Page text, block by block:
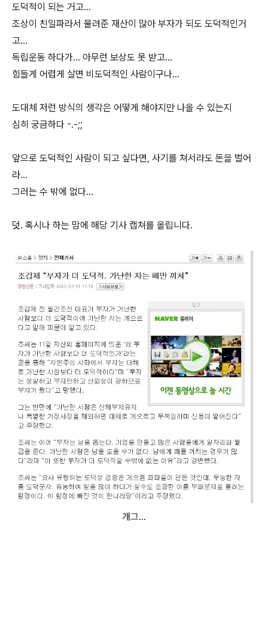
도덕적이 되는 거고...
조상이 친일파라서 물려준 재산이 많아 부자가 되도 도덕적인거
고...
독립운동 하다가... 아무런 보상도 못 받고...
힘들게 어렵게 살면 비도덕적인 사람이구나...
도대체 저런 방식의 생각은 어떻게 해야지만 나올 수 있는지
심히 궁금하다 -.-;;
앞으로 도덕적인 사람이 되고 싶다면, 사기를 쳐서라도 돈을 벌어
라...
그러는 수 밖에 없다...
덧. 혹시나 하는 맘에 해당 기사 캡쳐를 올립니다.
개그...